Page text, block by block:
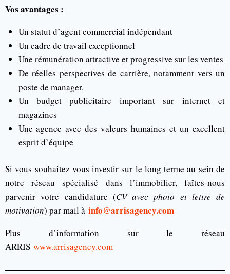
Vos avantages :
Un statut d’agent commercial indépendant
Un cadre de travail exceptionnel
Une rémunération attractive et progressive sur les ventes
De réelles perspectives de carrière, notamment vers un
poste de manager.
Un budget publicitaire important sur internet et
magazines
Une agence avec des valeurs humaines et un excellent
esprit d’équipe
Si vous souhaitez vous investir sur le long terme au sein de
notre réseau spécialisé dans l’immobilier, faîtes-nous
parvenir votre candidature (CV avec photo et lettre de
motivation) par mail à info@arrisagency.com
Plus d’information sur le réseau
ARRIS www.arrisagency.com